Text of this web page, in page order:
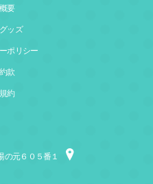
要
ッズ
ポリシー
款
約
元６０５番１